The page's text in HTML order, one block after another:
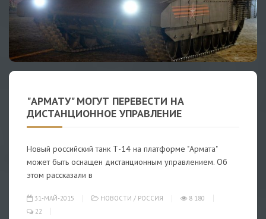
"АРМАТУ" МОГУТ ПЕРЕВЕСТИ НА
ДИСТАНЦИОННОЕ УПРАВЛЕНИЕ
Новый российский танк Т-14 на платформе "Армата"
может быть оснащен дистанционным управлением. Об
этом рассказали в
31-МАЙ-2015 НОВОСТИ / РОССИЯ
8 180
22